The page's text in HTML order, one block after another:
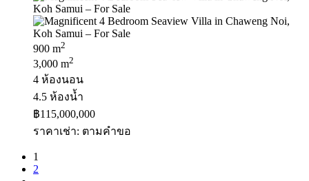
900 m2
3,000 m2
4 ห้องนอน
4.5 ห้องน้ำ
฿115,000,000
ราคาเช่า: ตามคําขอ
1
2